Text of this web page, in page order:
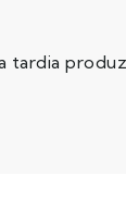
tardia